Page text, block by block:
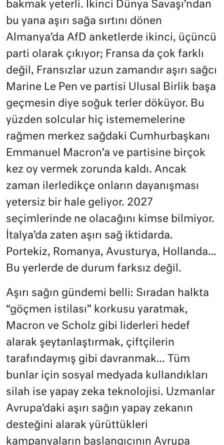
bakmak yeterli. İkinci Dünya Savaşı’ndan
bu yana aşırı sağa sırtını dönen
Almanya’da AfD anketlerde ikinci, üçüncü
parti olarak çıkıyor; Fransa da çok farklı
değil, Fransızlar uzun zamandır aşırı sağcı
Marine Le Pen ve partisi Ulusal Birlik başa
geçmesin diye soğuk terler döküyor. Bu
yüzden solcular hiç istememelerine
rağmen merkez sağdaki Cumhurbaşkanı
Emmanuel Macron’a ve partisine birçok
kez oy vermek zorunda kaldı. Ancak
zaman ilerledikçe onların dayanışması
yetersiz bir hale geliyor. 2027
seçimlerinde ne olacağını kimse bilmiyor.
İtalya’da zaten aşırı sağ iktidarda.
Portekiz, Romanya, Avusturya, Hollanda…
Bu yerlerde de durum farksız değil.
Aşırı sağın gündemi belli: Sıradan halkta
“göçmen istilası” korkusu yaratmak,
Macron ve Scholz gibi liderleri hedef
alarak şeytanlaştırmak, çiftçilerin
tarafındaymış gibi davranmak… Tüm
bunlar için sosyal medyada kullandıkları
silah ise yapay zeka teknolojisi. Uzmanlar
Avrupa’daki aşırı sağın yapay zekanın
desteğini alarak yürüttükleri
kampanyaların başlangıcının Avrupa